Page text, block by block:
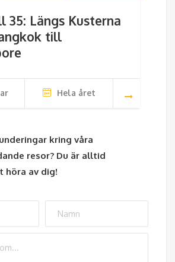
35: Längs Kusterna
till
Hela året
kring våra
resor? Du är alltid
höra av dig!